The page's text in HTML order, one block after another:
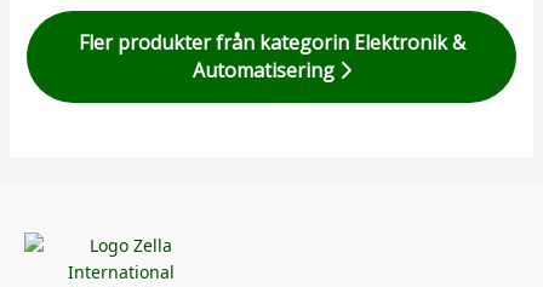
Fler produkter från kategorin Elektronik &
Automatisering